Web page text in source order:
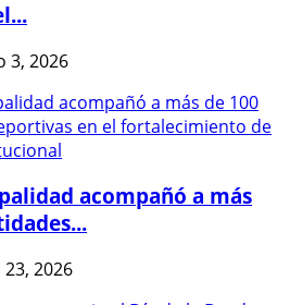
3, 2026
acompañó a más
23, 2026